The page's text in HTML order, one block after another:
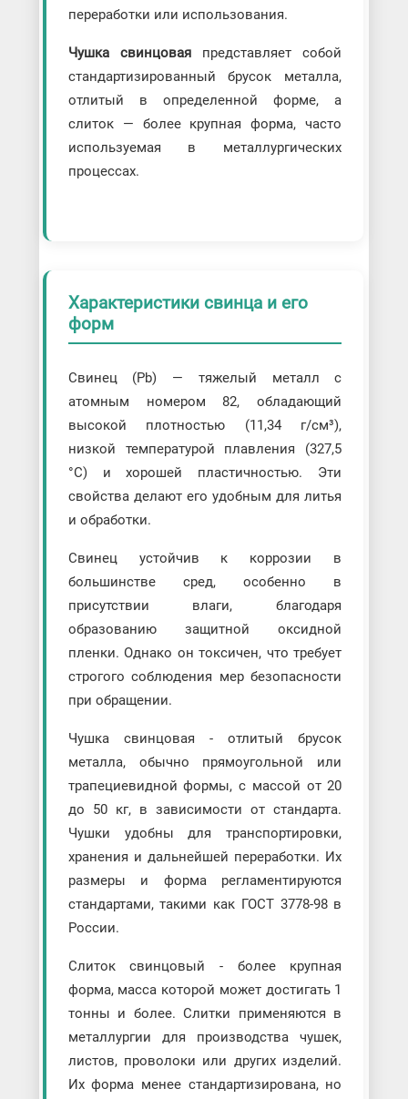
переработки или использования.
Чушка свинцовая представляет собой
стандартизированный брусок металла,
отлитый в определенной форме, а
слиток — более крупная форма, часто
используемая в металлургических
процессах.
Характеристики свинца и его
форм
Свинец (Pb) — тяжелый металл с
атомным номером 82, обладающий
высокой плотностью (11,34 г/см³),
низкой температурой плавления (327,5
°C) и хорошей пластичностью. Эти
свойства делают его удобным для литья
и обработки.
Свинец устойчив к коррозии в
большинстве сред, особенно в
присутствии влаги, благодаря
образованию защитной оксидной
пленки. Однако он токсичен, что требует
строгого соблюдения мер безопасности
при обращении.
Чушка свинцовая - отлитый брусок
металла, обычно прямоугольной или
трапециевидной формы, с массой от 20
до 50 кг, в зависимости от стандарта.
Чушки удобны для транспортировки,
хранения и дальнейшей переработки. Их
размеры и форма регламентируются
стандартами, такими как ГОСТ 3778-98 в
России.
Слиток свинцовый - более крупная
форма, масса которой может достигать 1
тонны и более. Слитки применяются в
металлургии для производства чушек,
листов, проволоки или других изделий.
Их форма менее стандартизирована, но